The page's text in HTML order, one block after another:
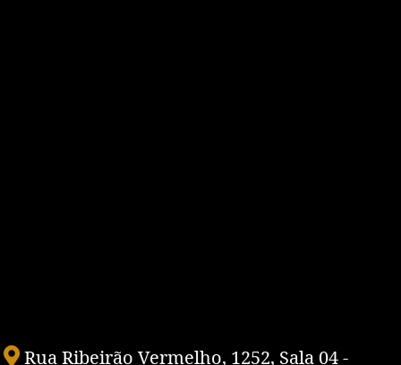
Rua Ribeirão Vermelho, 1252, Sala 04 -